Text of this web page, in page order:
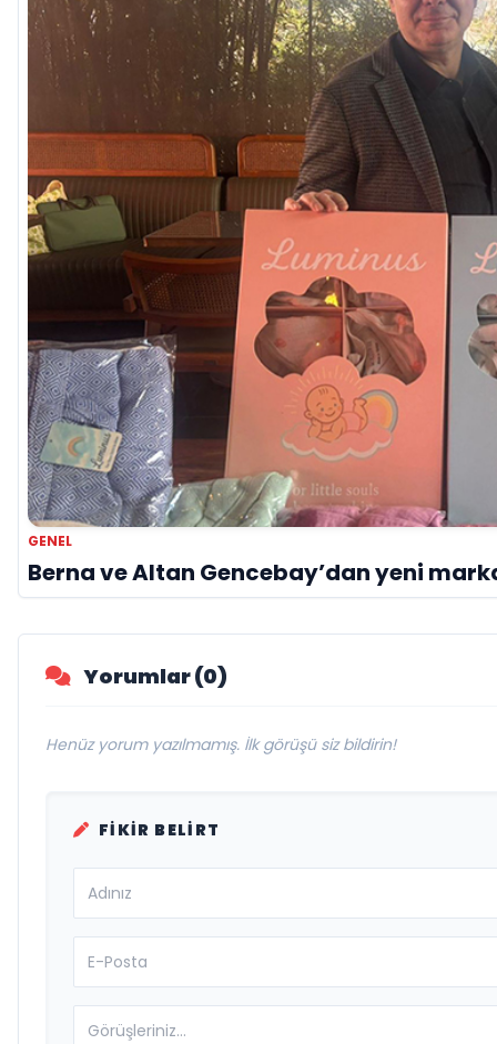
GENEL
Berna ve Altan Gencebay’dan yeni
Yorumlar (0)
Henüz yorum yazılmamış. İlk görüşü siz bildirin!
FIKIR BELIRT